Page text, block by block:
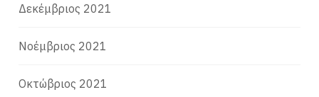
Δεκέμβριος 2021
Νοέμβριος 2021
Οκτώβριος 2021